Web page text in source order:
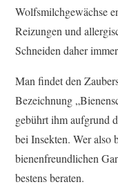
Wolfsmilchgewächse
Reizungen und
Schneiden daher
Man findet den
Bezeichnung
gebührt ihm aufgrund
bei Insekten. Wer also
bienenfreundlichen
bestens beraten.